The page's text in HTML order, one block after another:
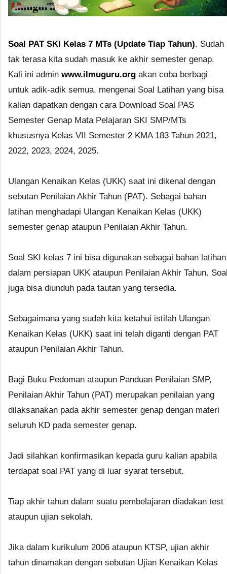
Soal PAT SKI Kelas 7 MTs (Update Tiap Tahun). Sudah
tak terasa kita sudah masuk ke akhir semester genap.
Kali ini admin www.ilmuguru.org akan coba berbagi
untuk adik-adik semua, mengenai Soal Latihan yang bisa
kalian dapatkan dengan cara Download Soal PAS
Semester Genap Mata Pelajaran SKI SMP/MTs
khususnya Kelas VII Semester 2 KMA 183 Tahun 2021,
2022, 2023, 2024, 2025.
Ulangan Kenaikan Kelas (UKK) saat ini dikenal dengan
sebutan Penilaian Akhir Tahun (PAT). Sebagai bahan
latihan menghadapi Ulangan Kenaikan Kelas (UKK)
semester genap ataupun Penilaian Akhir Tahun.
Soal SKI kelas 7 ini bisa digunakan sebagai bahan latihan
dalam persiapan UKK ataupun Penilaian Akhir Tahun.
juga bisa diunduh pada tautan yang tersedia.
Sebagaimana yang sudah kita ketahui istilah Ulangan
Kenaikan Kelas (UKK) saat ini telah diganti dengan PAT
ataupun Penilaian Akhir Tahun.
Bagi Buku Pedoman ataupun Panduan Penilaian SMP,
Penilaian Akhir Tahun (PAT) merupakan penilaian yang
dilaksanakan pada akhir semester genap dengan materi
seluruh KD pada semester genap.
Jadi silahkan konfirmasikan kepada guru kalian apabila
terdapat soal PAT yang di luar syarat tersebut.
Tiap akhir tahun dalam suatu pembelajaran diadakan test
ataupun ujian sekolah.
Jika dalam kurikulum 2006 ataupun KTSP, ujian akhir
tahun dinamakan dengan sebutan Ujian Kenaikan Kelas